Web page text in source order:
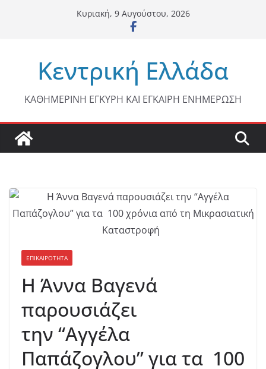
Κυριακή, 9 Αυγούστου, 2026
Κεντρική Ελλάδα
ΚΑΘΗΜΕΡΙΝΗ ΕΓΚΥΡΗ ΚΑΙ ΕΓΚΑΙΡΗ ΕΝΗΜΕΡΩΣΗ
ΕΠΙΚΑΙΡΟΤΗΤΑ
Η Άννα Βαγενά
παρουσιάζει
την “Αγγέλα
Παπάζογλου” για τα 100